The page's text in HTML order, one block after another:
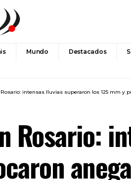
Mundo Destacados
intensas lluvias superaron los 125 mm y
Rosario: